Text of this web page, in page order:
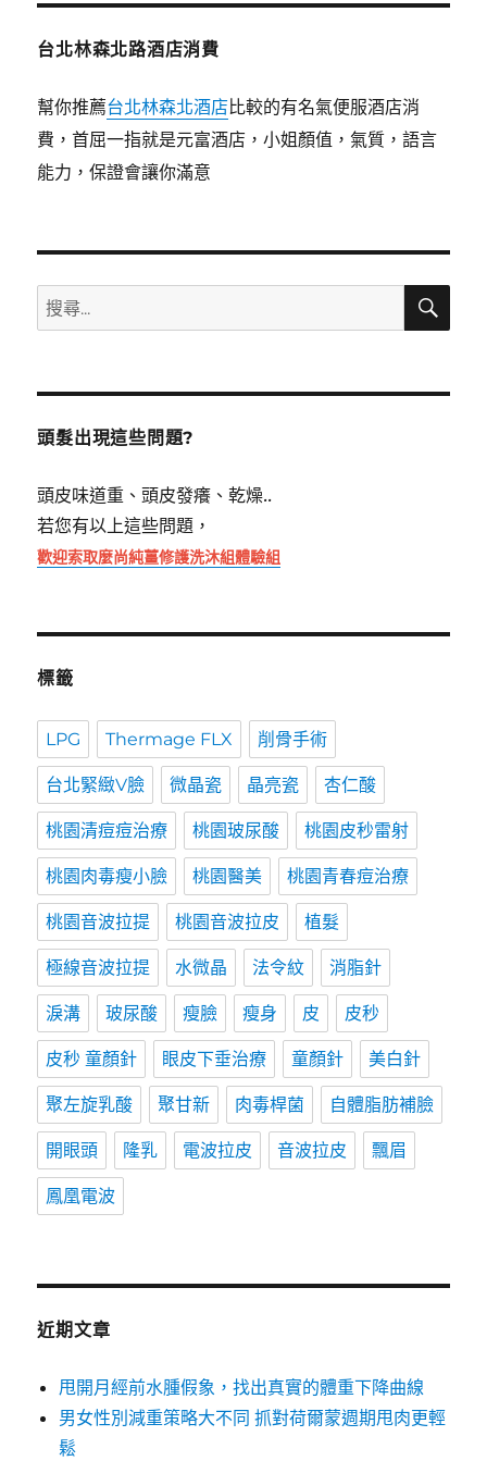
台北林森北路酒店消費
幫你推薦台北林森北酒店比較的有名氣便服酒店消
費，首屈一指就是元富酒店，小姐顏值，氣質，語言
能力，保證會讓你滿意
搜
尋
鍵
搜
頭髮出現這些問題?
頭皮味道重、頭皮發癢、乾燥..
若您有以上這些問題，
歡迎索取麼尚純薑修護洗沐組體驗組
標籤
LPG Thermage FLX 削骨手術
台北緊緻V臉 微晶瓷 晶亮瓷 杏仁酸
桃園清痘痘治療 桃園玻尿酸 桃園皮秒雷射
桃園肉毒瘦小臉 桃園醫美 桃園青春痘治療
桃園音波拉提 桃園音波拉皮 植髮
極線音波拉提 水微晶 法令紋 消脂針
淚溝 玻尿酸 瘦臉 瘦身 皮 皮秒
皮秒 童顏針 眼皮下垂治療 童顏針 美白針
聚左旋乳酸 聚甘新 肉毒桿菌 自體脂肪補臉
開眼頭 隆乳 電波拉皮 音波拉皮 飄眉
鳳凰電波
近期文章
甩開月經前水腫假象，找出真實的體重下降曲線
男女性別減重策略大不同 抓對荷爾蒙週期甩肉更輕
鬆